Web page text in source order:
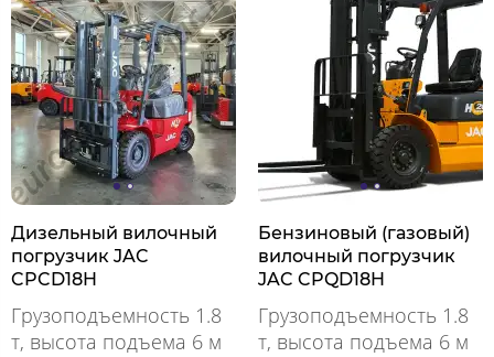
Дизельный вилочный
погрузчик JAC
CPCD18H
Грузоподъемность 1.8
т, высота подъема 6 м
Бензиновый (газовый)
вилочный погрузчик
JAC CPQD18H
Грузоподъемность 1.8
т, высота подъема 6 м